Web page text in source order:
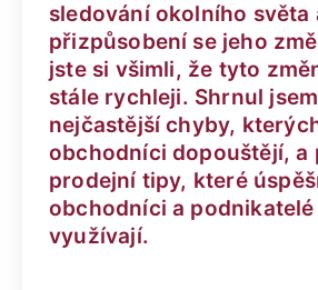
sledování okolního světa
přizpůsobení se jeho
jste si všimli, že tyto
stále rychleji. Shrnul
nejčastější chyby,
obchodníci dopouštějí, a
prodejní tipy, které
obchodníci a
využívají.